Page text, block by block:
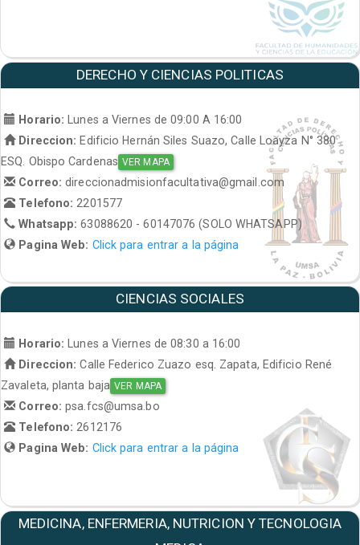
DERECHO Y CIENCIAS POLITICAS
Horario:
Lunes a Viernes de 09:00 A 16:00
Direccion: Edificio Hernán Siles Suazo, Calle Loayza N° 380
ESQ. Obispo Cardenas VER MAPA
Correo:direccionadmisionfacultativa@gmail.com
Telefono: 2201577
Whatsapp:63088620 - 60147076 (SOLO WHATSAPP)
Pagina Web: Click para entrar a la página
CIENCIAS SOCIALES
Horario:
Lunes a Viernes de 08:30 a 16:00
Direccion: Calle Federico Zuazo esq. Zapata, Edificio René
Zavaleta, planta baja VER MAPA
Correo:psa.fcs@umsa.bo
Telefono: 2612176
Pagina Web: Click para entrar a la página
MEDICINA, ENFERMERIA, NUTRICION Y TECNOLOGIA